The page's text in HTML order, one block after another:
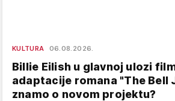
KULTURA 06.08.2026.
Billie Eilish u glavnoj ulozi
adaptacije romana "The Bell
znamo o novom projektu?